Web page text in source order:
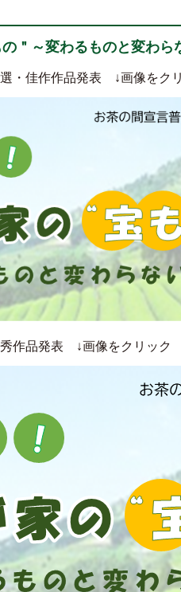
の＂～変わるものと変わ
・佳作作品発表 ↓画像をク
作品発表 ↓画像をクリック